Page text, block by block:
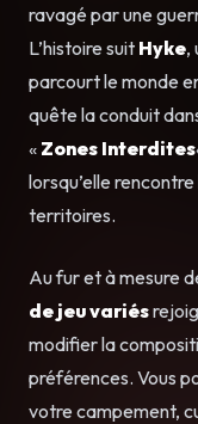
ravagé par une
L’histoire suit Hyke,
parcourt le monde
quête la conduit
« Zones Interdites
lorsqu’elle
territoires.
Au fur et à mesure
de jeu variés
modifier la
préférences. Vous
votre campement,